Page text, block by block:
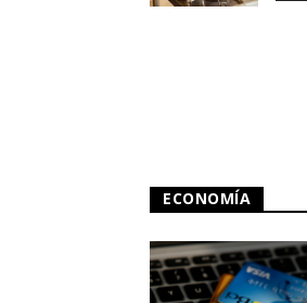
ECONOMÍA